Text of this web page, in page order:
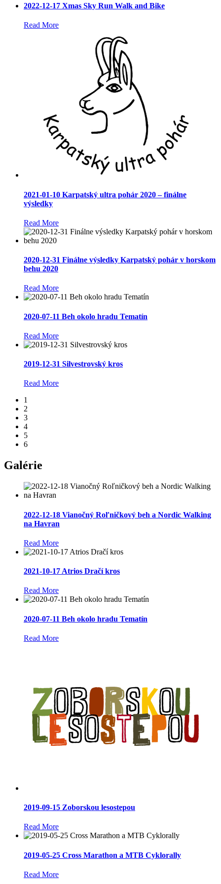
2022-12-17 Xmas Sky Run Walk and Bike
Read More
2021-01-10 Karpatský ultra pohár 2020 – finálne
výsledky
Read More
2020-12-31 Finálne výsledky Karpatský pohár v horskom
behu 2020
Read More
2020-07-11 Beh okolo hradu Tematín
Read More
2019-12-31 Silvestrovský kros
Read More
1
2
3
4
5
6
Galérie
2022-12-18 Vianočný Roľničkový beh a Nordic Walking
na Havran
Read More
2021-10-17 Atrios Dračí kros
Read More
2020-07-11 Beh okolo hradu Tematín
Read More
2019-09-15 Zoborskou lesostepou
Read More
2019-05-25 Cross Marathon a MTB Cyklorally
Read More